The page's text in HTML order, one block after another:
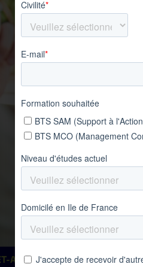
A-PORTER H/F – BTS MCO